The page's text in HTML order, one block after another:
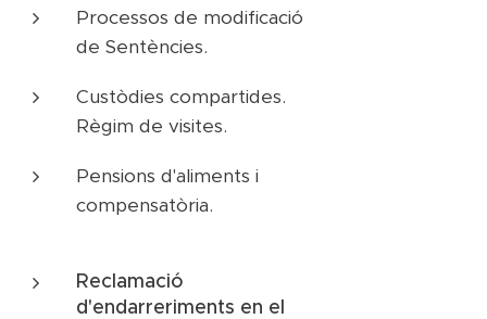
Processos de modificació
de Sentències.
Custòdies compartides.
Règim de visites.
Pensions d'aliments i
compensatòria.
Reclamació
d'endarreriments en el